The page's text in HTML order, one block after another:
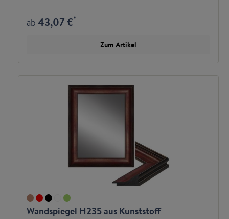
ab43,07 €*
Zum Artikel
Wandspiegel H235 aus Kunststoff